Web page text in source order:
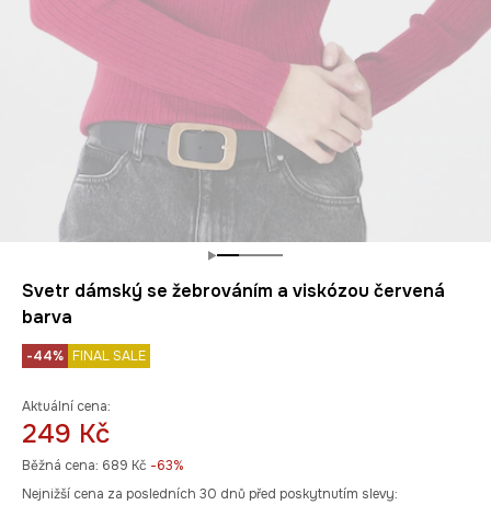
Svetr dámský se žebrováním a viskózou červená
barva
-44% FINAL SALE
Aktuální cena:
249 Kč
Běžná cena: 689 Kč -63%
Nejnižší cena za posledních 30 dnů před poskytnutím slevy: